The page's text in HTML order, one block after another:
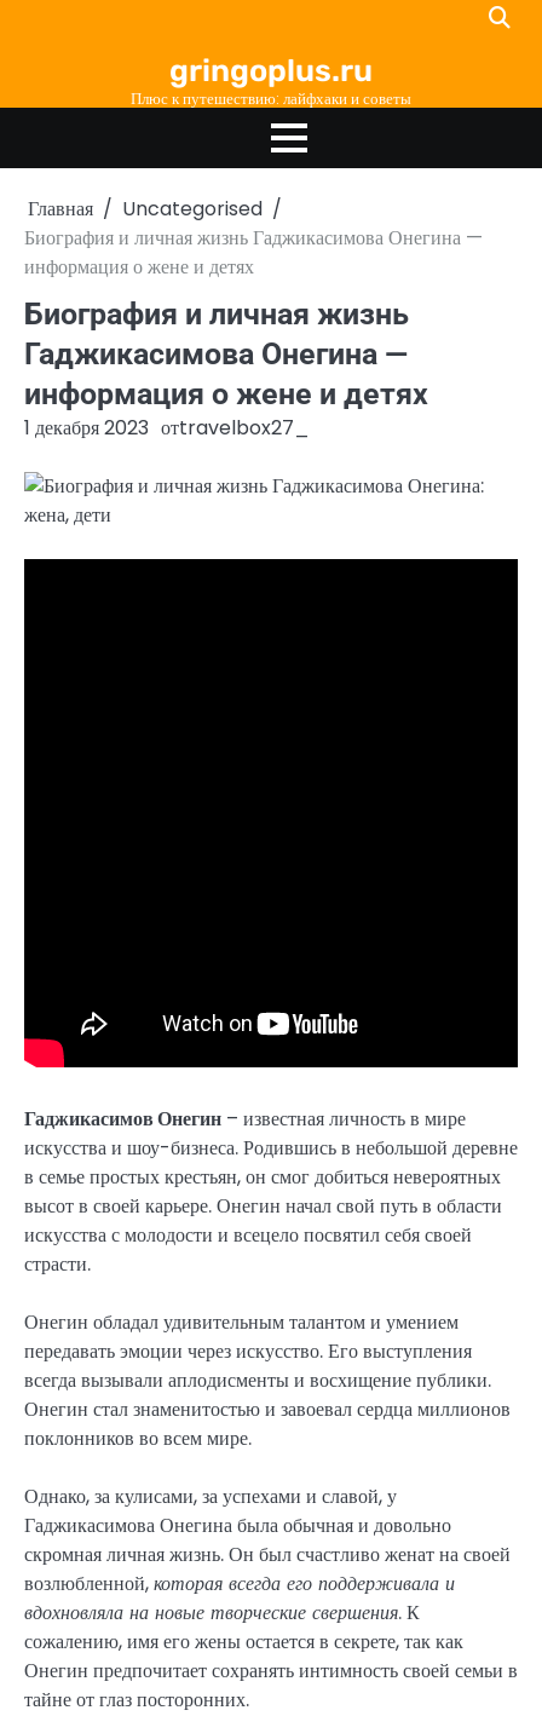
gringoplus.ru
Плюс к путешествию: лайфхаки и советы
Главная
Uncategorised
Биография и личная жизнь Гаджикасимова Онегина —
информация о жене и детях
Биография и личная жизнь
Гаджикасимова Онегина —
информация о жене и детях
1 декабря 2023 отtravelbox27_
Гаджикасимов Онегин – известная личность в мире
искусства и шоу-бизнеса. Родившись в небольшой деревне
в семье простых крестьян, он смог добиться невероятных
высот в своей карьере. Онегин начал свой путь в области
искусства с молодости и всецело посвятил себя своей
страсти.
Онегин обладал удивительным талантом и умением
передавать эмоции через искусство. Его выступления
всегда вызывали аплодисменты и восхищение публики.
Онегин стал знаменитостью и завоевал сердца миллионов
поклонников во всем мире.
Однако, за кулисами, за успехами и славой, у
Гаджикасимова Онегина была обычная и довольно
скромная личная жизнь. Он был счастливо женат на своей
возлюбленной,которая всегда его поддерживала и
вдохновляла на новые творческие свершения. К
сожалению, имя его жены остается в секрете, так как
Онегин предпочитает сохранять интимность своей семьи в
тайне от глаз посторонних.